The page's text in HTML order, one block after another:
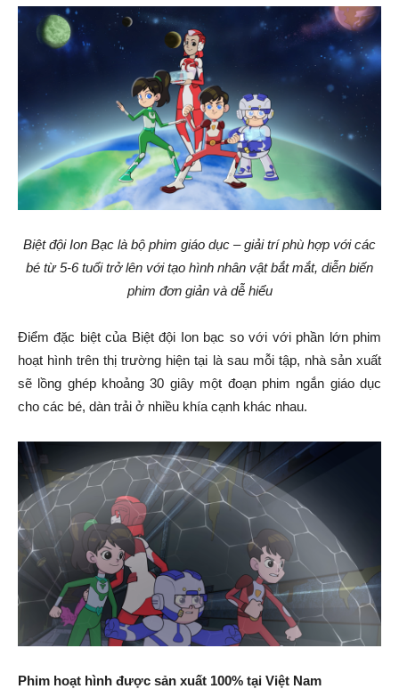
Biệt đội Ion Bạc là bộ phim giáo dục – giải trí phù hợp với các
bé từ 5-6 tuổi trở lên với tạo hình nhân vật bắt mắt, diễn biến
phim đơn giản và dễ hiểu
Điểm đặc biệt của Biệt đội Ion bạc so với với phần lớn phim
hoạt hình trên thị trường hiện tại là sau mỗi tập, nhà sản xuất
sẽ lồng ghép khoảng 30 giây một đoạn phim ngắn giáo dục
cho các bé, dàn trải ở nhiều khía cạnh khác nhau.
Phim hoạt hình được sản xuất 100% tại Việt Nam